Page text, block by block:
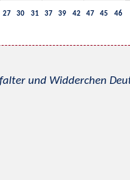
27 30 31 37 39 42 47 45 46
und Widderchen